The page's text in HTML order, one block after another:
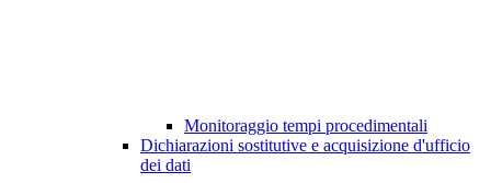
Monitoraggio tempi procedimentali
Dichiarazioni sostitutive e acquisizione d'ufficio
dei dati